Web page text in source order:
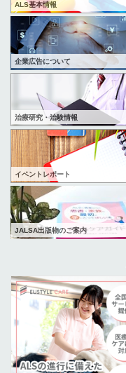
ALS基本情報
企業広告について
治療研究・治験情報
イベントレポート
JALSA出版物のご案内